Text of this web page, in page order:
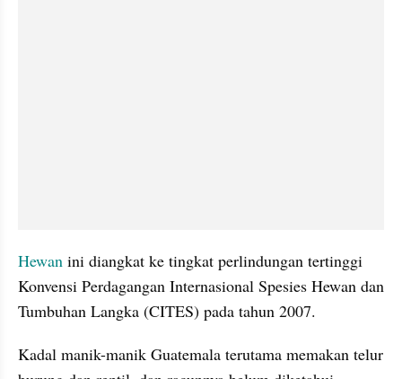
Hewan ini diangkat ke tingkat perlindungan tertinggi
Konvensi Perdagangan Internasional Spesies Hewan dan
Tumbuhan Langka (CITES) pada tahun 2007.
Kadal manik-manik Guatemala terutama memakan telur